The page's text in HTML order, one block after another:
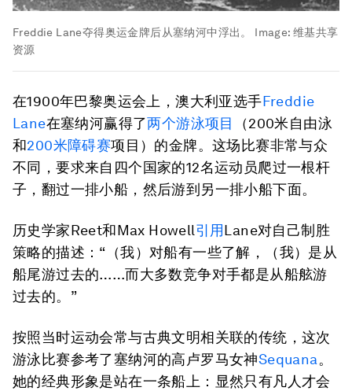
Freddie Lane夺得奥运金牌后从塞纳河中浮出。 Image:维基共享
资源
在1900年巴黎奥运会上，澳大利亚选手Freddie
Lane在塞纳河赢得了两个游泳项目
（200米自由泳
和200米障碍赛项目）的金牌。这场比赛非常与众
不同，要求来自四个国家的12名运动员爬过一根杆
子，翻过一排小船，然后游到另一排小船下面。
历史学家Reet和Max Howell引用Lane对自己制胜
策略的描述：“（我）对船有一些了解，（我）是从
船尾游过去的……而大多数竞争对手都是从船舷游
过去的。”
按照当时运动会常与古典文明相关联的传统，这次
游泳比赛参考了塞纳河的高卢罗马女神Sequana。
她的经典形象是站在一条船上：显然只有凡人才会